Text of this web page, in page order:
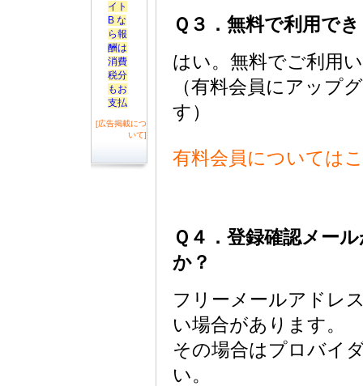
イト
B な
ら報
酬は
消費
税分
もお
支払
[広告掲載につ
いて]
Ｑ３．無料で利用で
はい。無料でご利用
（有料会員にアップ
す）
有料会員については
Ｑ４．登録確認メー
か？
フリーメールアドレ
い場合があります。
その場合はプロバイ
い。